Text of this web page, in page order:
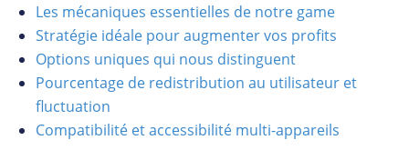
Les mécaniques essentielles de notre game
Stratégie idéale pour augmenter vos profits
Options uniques qui nous distinguent
Pourcentage de redistribution au utilisateur et
fluctuation
Compatibilité et accessibilité multi-appareils